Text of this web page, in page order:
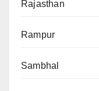
Rajasthan
Rampur
Sambhal